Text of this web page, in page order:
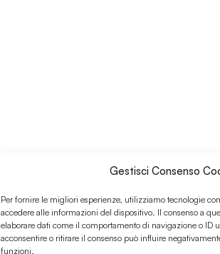
Gestisci Consenso
Per fornire le migliori esperienze, utilizziamo tecnologie
accedere alle informazioni del dispositivo. Il consenso a
elaborare dati come il comportamento di navigazione o ID
acconsentire o ritirare il consenso può influire
funzioni.